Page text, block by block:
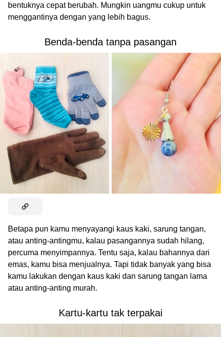
bentuknya cepat berubah. Mungkin uangmu cukup untuk
menggantinya dengan yang lebih bagus.
Benda-benda tanpa pasangan
Betapa pun kamu menyayangi kaus kaki, sarung tangan,
atau anting-antingmu, kalau pasangannya sudah hilang,
percuma menyimpannya. Tentu saja, kalau bahannya dari
emas, kamu bisa menjualnya. Tapi tidak banyak yang bisa
kamu lakukan dengan kaus kaki dan sarung tangan lama
atau anting-anting murah.
Kartu-kartu tak terpakai